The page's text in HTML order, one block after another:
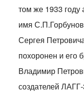
том же 1933
имя
Сергея
похоронен и его
Владимир
создателей